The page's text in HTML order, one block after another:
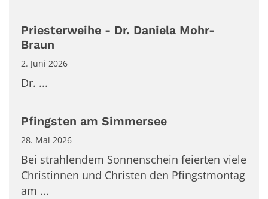
Priesterweihe - Dr. Daniela Mohr-
Braun
2. Juni 2026
Dr. ...
Pfingsten am Simmersee
28. Mai 2026
Bei strahlendem Sonnenschein feierten viele
Christinnen und Christen den Pfingstmontag
am ...